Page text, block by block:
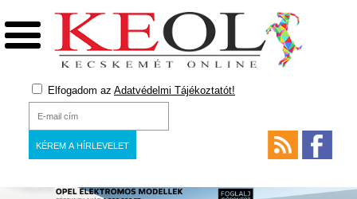
Elfogadom az Adatvédelmi Tájékoztatót!